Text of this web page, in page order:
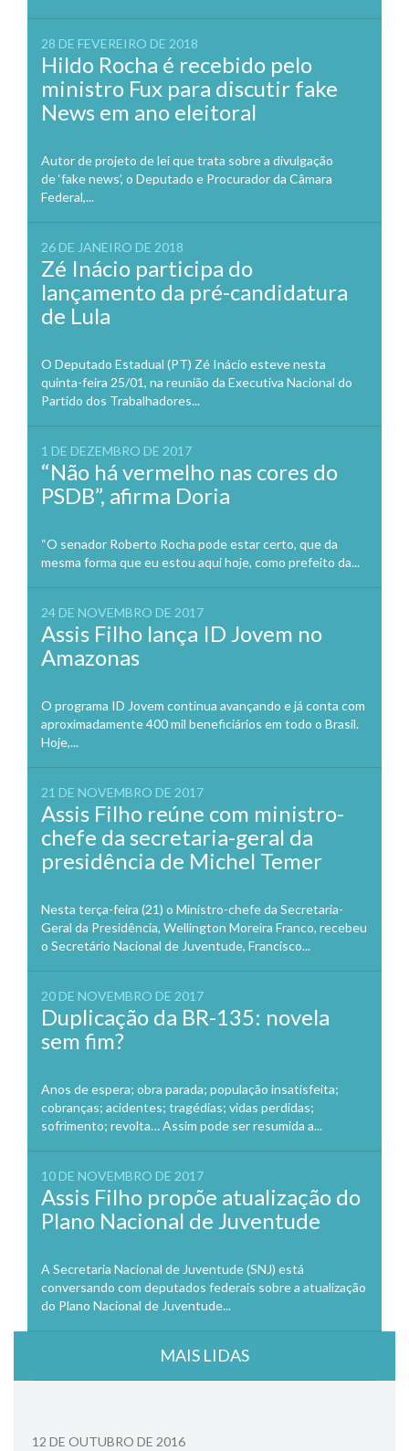
28 DE FEVEREIRO DE 2018
Hildo Rocha é recebido pelo
ministro Fux para discutir fake
News em ano eleitoral
Autor de projeto de lei que trata sobre a divulgação
de ‘fake news’, o Deputado e Procurador da Câmara
Federal,...
26 DE JANEIRO DE 2018
Zé Inácio participa do
lançamento da pré-candidatura
de Lula
O Deputado Estadual (PT) Zé Inácio esteve nesta
quinta-feira 25/01, na reunião da Executiva Nacional do
Partido dos Trabalhadores...
1 DE DEZEMBRO DE 2017
“Não há vermelho nas cores do
PSDB”, afirma Doria
“O senador Roberto Rocha pode estar certo, que da
mesma forma que eu estou aqui hoje, como prefeito da...
24 DE NOVEMBRO DE 2017
Assis Filho lança ID Jovem no
Amazonas
O programa ID Jovem continua avançando e já conta com
aproximadamente 400 mil beneficiários em todo o Brasil.
Hoje,...
21 DE NOVEMBRO DE 2017
Assis Filho reúne com ministro-
chefe da secretaria-geral da
presidência de Michel Temer
Nesta terça-feira (21) o Ministro-chefe da Secretaria-
Geral da Presidência, Wellington Moreira Franco, recebeu
o Secretário Nacional de Juventude, Francisco...
20 DE NOVEMBRO DE 2017
Duplicação da BR-135: novela
sem fim?
Anos de espera; obra parada; população insatisfeita;
cobranças; acidentes; tragédias; vidas perdidas;
sofrimento; revolta… Assim pode ser resumida a...
10 DE NOVEMBRO DE 2017
Assis Filho propõe atualização do
Plano Nacional de Juventude
A Secretaria Nacional de Juventude (SNJ) está
conversando com deputados federais sobre a atualização
do Plano Nacional de Juventude...
MAIS LIDAS
12 DE OUTUBRO DE 2016